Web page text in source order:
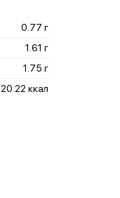
0.77 г
1.61 г
1.75 г
20.22 ккал